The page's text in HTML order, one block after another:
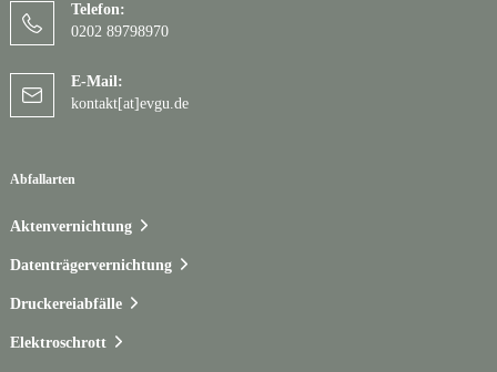
Telefon:
0202 89798970
E-Mail:
kontakt[at]evgu.de
Abfallarten
Aktenvernichtung
Datenträgervernichtung
Druckereiabfälle
Elektroschrott